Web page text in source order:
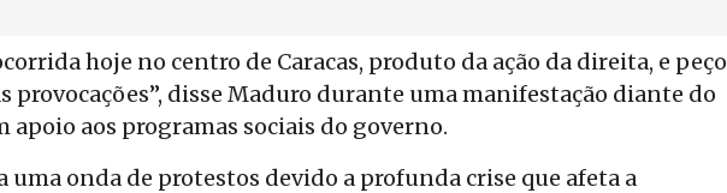
hoje no centro de Caracas, produto da ação da direita, e peço
provocações”, disse Maduro durante uma manifestação diante do
apoio aos programas sociais do governo.
onda de protestos devido a profunda crise que afeta a